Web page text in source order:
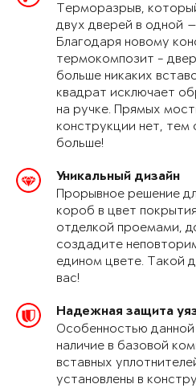
Терморазрыв,
двух дверей в одной
Благодаря новому
термокомпозит -
больше никаких
квадрат исключает
на ручке. Прямых
конструкции нет,
больше!
Уникальный дизайн
Прорывное решение
короб в цвет
отделкой проемами,
создадите
едином цвете. Такой
вас!
Надежная защита
Особенностью данной
наличие в базовой
вставных
установлены в